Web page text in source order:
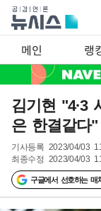
메인 랭
김기현 "4·3
은 한결같다
기사등록 2023/04/03
최종수정 2023/04/03
구글에서 선호하는 매